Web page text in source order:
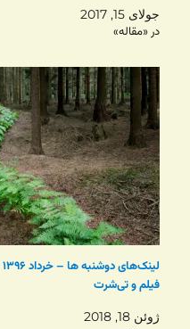
جولای 15, 2017
در «مقاله»
فیلم و تی‌شرت
ژوئن 18, 2018